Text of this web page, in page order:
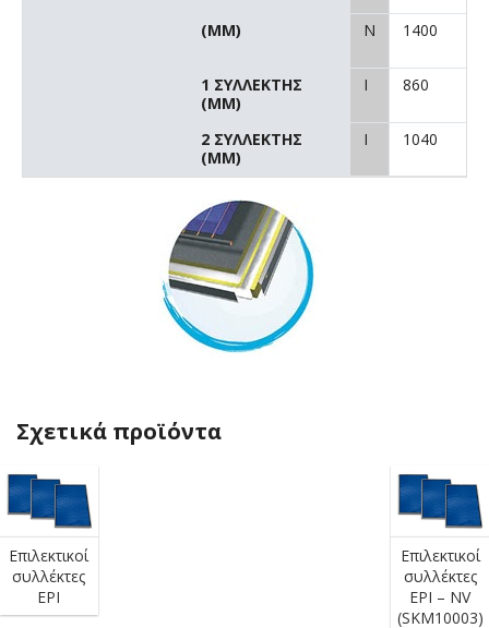
(MM)
1 ΣΥΛΛΕΚΤΗΣ
(MM)
2 ΣΥΛΛΕΚΤΗΣ
(MM)
N
I
Ι
1400
860
1040
Σχετικά προϊόντα
Επιλεκτικοί
συλλέκτες
EPI
Επιλεκτικοί
συλλέκτες
EPI – NV
(SKM10003)